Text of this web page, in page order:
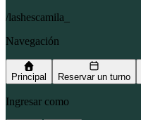
/lashescamila_
Navegación
Principal Reservar un turno
Ingresar como